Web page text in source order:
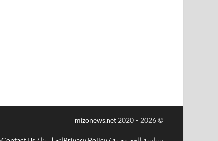
©
mizonews.net 2020 – 2026